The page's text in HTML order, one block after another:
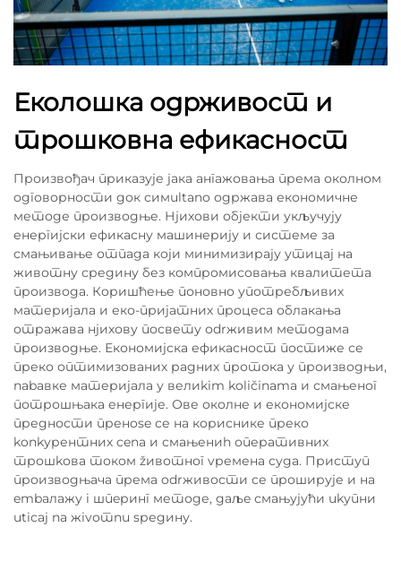
Еколошка одрживост и
трошковна ефикасност
Произвођач приказује јака ангажовања према околном
одговорности док симultanо одржава економичне
методе производње. Нjихови објекти укључују
енергијски ефикасну машинерију и системе за
смањивање отпада који минимизирају утицај на
животну средину без компромисовања квалитета
производа. Коришћење поновно употребљивих
материјала и еко-пријатних процеса облакања
отражава нjихову посвету оdrживим методама
производње. Економиjска ефикасност постиже се
преко оптимизованих радних протока у производњи,
nabавке материјала у велиkim količinama и смањеног
потрошњака енергије. Ове околне и економиjске
предности пренose се на кориснике преко
konkурентних cena и смањениh оперативних
трошkова током žивотног vремена суда. Приступ
производњача према odrживости се проширује и на
embалaжу i шпeринг методе, даљe смањујући ukупни
uticaj na жivотnu sредину.